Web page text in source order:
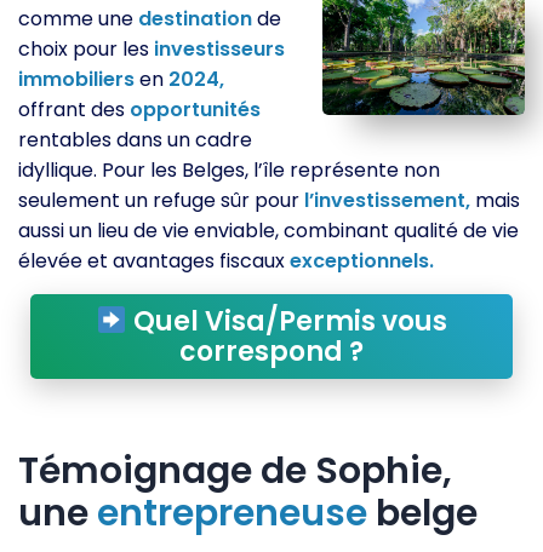
comme une destinationde
choix pour les investisseurs
immobiliersen 2024,
offrant des opportunités
rentables dans un cadre
idyllique. Pour les Belges, l’île représente non
seulement un refuge sûr pour l’investissement, mais
aussi un lieu de vie enviable, combinant qualité de vie
élevée et avantages fiscauxexceptionnels.
Quel Visa/Permis vous
correspond ?
Témoignage de Sophie,
uneentrepreneuse belge